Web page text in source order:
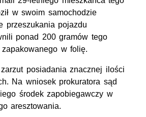
w swoim samochodzie
przeszukania pojazdu
ponad 200 gramów tego
w folię.
zarzut posiadania znacznej ilości
Na wniosek prokuratora sąd
środek zapobiegawczy w
aresztowania.